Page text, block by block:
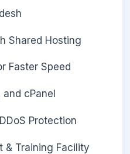
Shared Hosting
Faster Speed
cPanel
Protection
& Training Facility